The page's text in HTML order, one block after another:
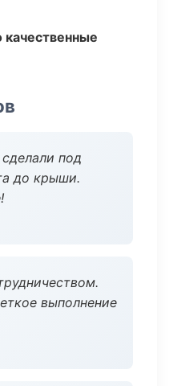
качественные
под
до крыши.
выполнение